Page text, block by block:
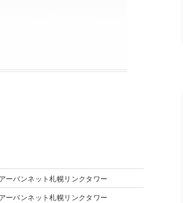
ーバンネット札幌リンクタワー
ーバンネット札幌リンクタワー